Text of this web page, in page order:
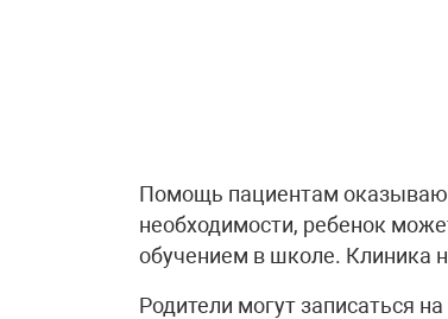
Помощь пациентам
необходимости, ребенок
обучением в школе. Клиника
Родители могут записаться